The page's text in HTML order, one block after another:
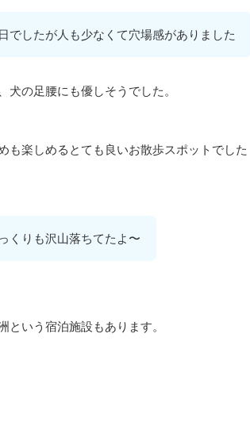
でしたが人も少なくて穴場感がありました
犬の足腰にも優しそうでした。
も楽しめるとても良いお散歩スポットでした
くりも沢山落ちてたよ〜
という宿泊施設もあります。